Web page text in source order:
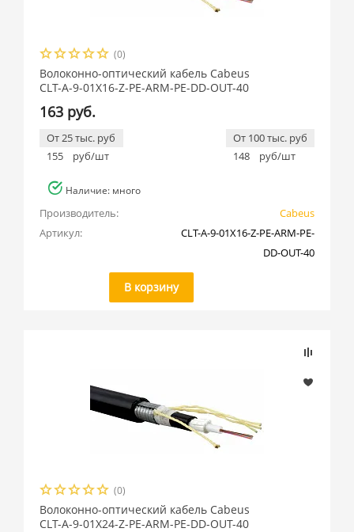
Производитель
AESP (2)
Belden (
Cabeus (149
Hyperline (305)
Konoos (
1)
SINELLS (2)
ZPAS (1)
(0)
Волоконно-оптический кабель Cabeus
CLT-A-9-01X16-Z-PE-ARM-PE-DD-OUT-40
163 руб.
От 25 тыс. руб
155
руб/шт
От 100 тыс. руб
148
руб/шт
Наличие: много
Производитель:
Cabeus
Артикул:
CLT-A-9-01X16-Z-PE-ARM-PE-
DD-OUT-40
В корзину
(0)
Волоконно-оптический кабель Cabeus
CLT-A-9-01X24-Z-PE-ARM-PE-DD-OUT-40